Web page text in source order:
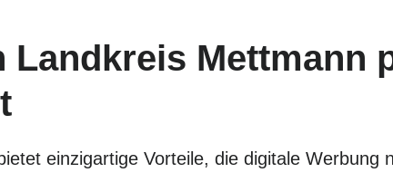
Landkreis Mettmann
einzigartige Vorteile, die digitale Werbung